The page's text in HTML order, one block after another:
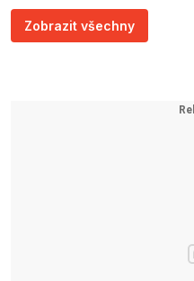
Zobrazit všechny